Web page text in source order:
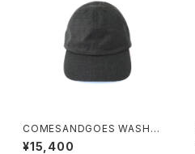
COMESANDGOES WASHAB
LE TWILL STANDARD CAP
¥15,400